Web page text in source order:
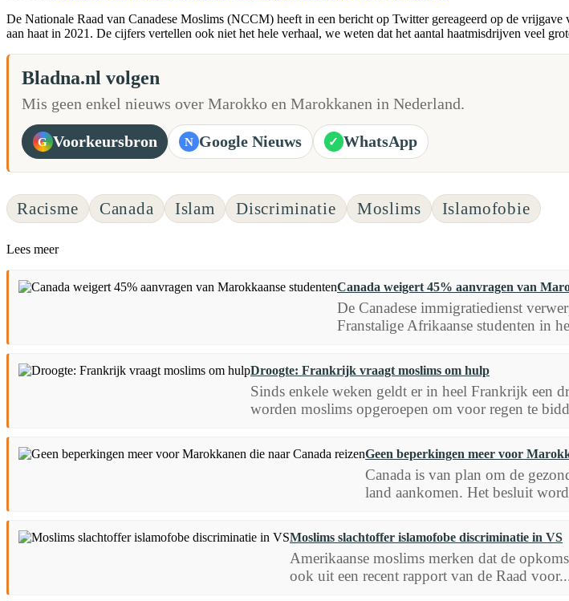
De Nationale Raad van Canadese Moslims (NCCM) heeft in een bericht op Twitter gereageerd op de
aan haat in 2021. De cijfers vertellen ook niet het hele verhaal, we weten dat het aantal haatmisdrijven veel
Bladna.nl volgen
Mis geen enkel nieuws over Marokko en Marokkanen in Nederland.
G Voorkeursbron N Google Nieuws ✓ WhatsApp
Racisme Canada Islam Discriminatie Moslims Islamofobie
Lees meer
Canada weigert 45% aanvragen van
De Canadese immigratiedienst
Franstalige Afrikaanse studenten in
Droogte: Frankrijk vraagt moslims om hulp
Sinds enkele weken geldt er in heel Frankrijk een
worden moslims opgeroepen om voor regen te
Geen beperkingen meer voor
Canada is van plan om de
land aankomen. Het besluit
Moslims slachtoffer islamofobe discriminatie in VS
Amerikaanse moslims merken dat de
ook uit een recent rapport van de Raad